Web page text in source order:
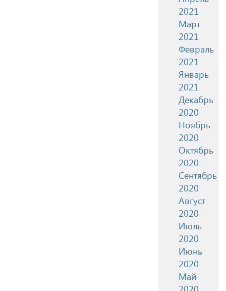
2021
Март
2021
Февраль
2021
Январь
2021
Декабрь
2020
Ноябрь
2020
Октябрь
2020
Сентябрь
2020
Август
2020
Июль
2020
Июнь
2020
Май